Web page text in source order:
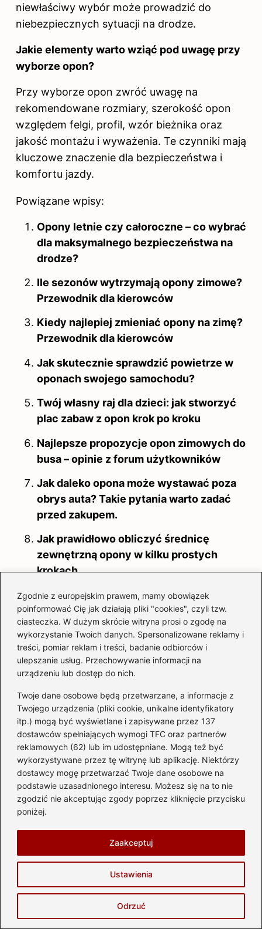
Zgodnie z europejskim prawem, mamy obowiązek
poinformować Cię jak działają pliki "cookies", czyli tzw.
ciasteczka. W dużym skrócie witryna prosi o zgodę na
wykorzystanie Twoich danych. Spersonalizowane reklamy i
treści, pomiar reklam i treści, badanie odbiorców i
ulepszanie usług. Przechowywanie informacji na
urządzeniu lub dostęp do nich.
Twoje dane osobowe będą przetwarzane, a informacje z
Twojego urządzenia (pliki cookie, unikalne identyfikatory
itp.) mogą być wyświetlane i zapisywane przez 137
dostawców spełniających wymogi TFC oraz partnerów
reklamowych (62) lub im udostępniane. Mogą też być
wykorzystywane przez tę witrynę lub aplikację. Niektórzy
dostawcy mogę przetwarzać Twoje dane osobowe na
podstawie uzasadnionego interesu. Możesz się na to nie
zgodzić nie akceptując zgody poprzez kliknięcie przycisku
poniżej.
Ustawienia
Odrzuć
Zaakceptuj
niewłaściwy wybór może prowadzić do
niebezpiecznych sytuacji na drodze.
Jakie elementy warto wziąć pod uwagę przy
wyborze opon?
Przy wyborze opon zwróć uwagę na
rekomendowane rozmiary, szerokość opon
względem felgi, profil, wzór bieżnika oraz
jakość montażu i wyważenia. Te czynniki mają
kluczowe znaczenie dla bezpieczeństwa i
komfortu jazdy.
Powiązane wpisy:
Opony letnie czy całoroczne – co wybrać
dla maksymalnego bezpieczeństwa na
drodze?
Ile sezonów wytrzymają opony zimowe?
Przewodnik dla kierowców
Kiedy najlepiej zmieniać opony na zimę?
Przewodnik dla kierowców
Jak skutecznie sprawdzić powietrze w
oponach swojego samochodu?
Twój własny raj dla dzieci: jak stworzyć
plac zabaw z opon krok po kroku
Najlepsze propozycje opon zimowych do
busa – opinie z forum użytkowników
Jak daleko opona może wystawać poza
obrys auta? Takie pytania warto zadać
przed zakupem.
Jak prawidłowo obliczyć średnicę
zewnętrzną opony w kilku prostych
krokach
Jak prawidłowo ustawić ciśnienie w
oponach: ile bar powinno być idealne?
Wybór najlepszych opon letnich 225/50
R17 – na co zwrócić uwagę?
Hubert Majewski
Nazywam się Hubert i jestem twórcą bloga
automotostrefa.pl, miejsca stworzonego z pasji do
wszystkiego, co ma koła, silnik i potrafi budzić emocje. Od
lat zgłębiam świat motoryzacji — od kultowych
samochodów i nowoczesnych motocykli, przez skutery
swoje prawdziwe oblicze. Na blogu znajdziesz rzetelne
testy, porady dotyczące eksploatacji, przegląd
najnowszych technologii, wskazówki dla przyszłych
kierowców oraz praktyczną wiedzę o częściach
samochodowych.